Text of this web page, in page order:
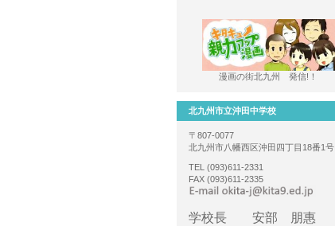
漫画の街北九州 発信!！
北九州市立沖田中学校
〒807-0077
北九州市八幡西区沖田四丁目18番1号
TEL (093)611-2331
FAX (093)611-2335
学校長 安部 朋惠